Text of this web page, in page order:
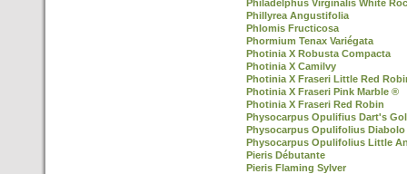
Philadelphus Virginalis White
Phillyrea Angustifolia
Phlomis Fructicosa
Phormium Tenax Variégata
Photinia X Robusta Compacta
Photinia X Camilvy
Photinia X Fraseri Little Red
Photinia X Fraseri Pink Marble ®
Photinia X Fraseri Red Robin
Physocarpus Opulifius Dart's
Physocarpus Opulifolius Diabolo
Physocarpus Opulifolius Little
Pieris Débutante
Pieris Flaming Sylver